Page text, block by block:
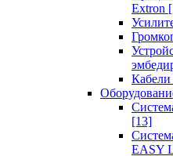
Extron
Кабели
[13]
EASY